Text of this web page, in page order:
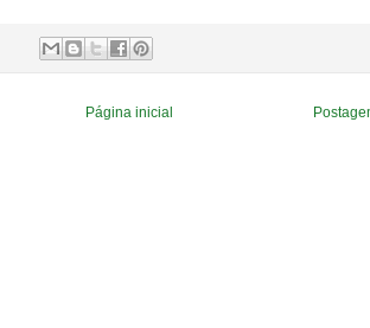
Página inicial